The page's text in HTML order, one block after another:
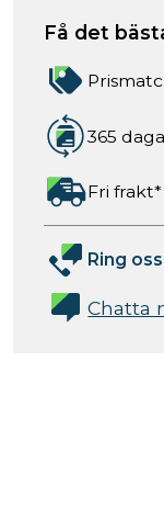
Få det
365
Fri
Ring oss
Chatta